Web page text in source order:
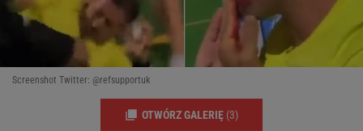
Screenshot Twitter: @refsupportuk
OTWÓRZ GALERIĘ (3)